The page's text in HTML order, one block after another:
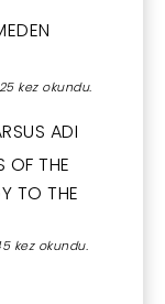
kez okundu.
ADI
OF THE
TO THE
kez okundu.